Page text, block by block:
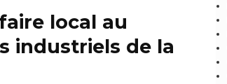
local au
industriels de la